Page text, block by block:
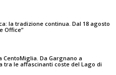
la tradizione continua. Dal 18 agosto
Office”
CentoMiglia. Da Gargnano a
tra le affascinanti coste del Lago di